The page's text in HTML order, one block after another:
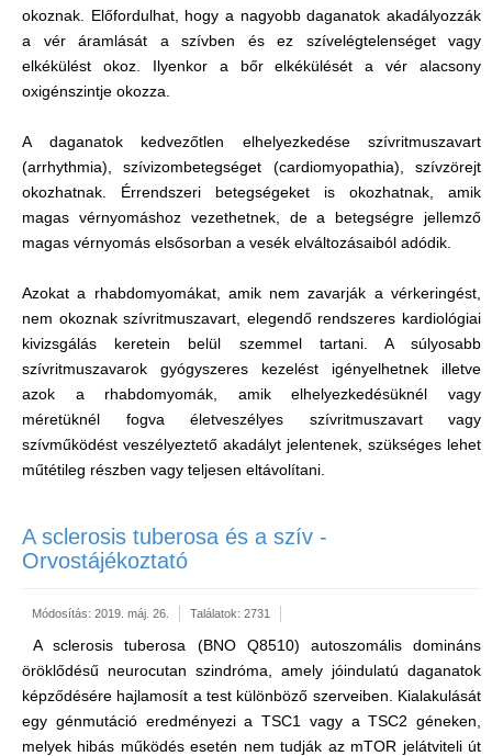
okoznak. Előfordulhat, hogy a nagyobb daganatok akadályozzák
a vér áramlását a szívben és ez szívelégtelenséget vagy
elkékülést okoz. Ilyenkor a bőr elkékülését a vér alacsony
oxigénszintje okozza.
A daganatok kedvezőtlen elhelyezkedése szívritmuszavart
(arrhythmia), szívizombetegséget (cardiomyopathia), szívzörejt
okozhatnak. Érrendszeri betegségeket is okozhatnak, amik
magas vérnyomáshoz vezethetnek, de a betegségre jellemző
magas vérnyomás elsősorban a vesék elváltozásaiból adódik.
Azokat a rhabdomyomákat, amik nem zavarják a vérkeringést,
nem okoznak szívritmuszavart, elegendő rendszeres kardiológiai
kivizsgálás keretein belül szemmel tartani. A súlyosabb
szívritmuszavarok gyógyszeres kezelést igényelhetnek illetve
azok a rhabdomyomák, amik elhelyezkedésüknél vagy
méretüknél fogva életveszélyes szívritmuszavart vagy
szívműködést veszélyeztető akadályt jelentenek, szükséges lehet
műtétileg részben vagy teljesen eltávolítani.
A sclerosis tuberosa és a szív -
Orvostájékoztató
Módosítás: 2019. máj. 26. Találatok: 2731
A sclerosis tuberosa (BNO Q8510) autoszomális domináns
öröklődésű neurocutan szindróma, amely jóindulatú daganatok
képződésére hajlamosít a test különböző szerveiben. Kialakulását
egy génmutáció eredményezi a TSC1 vagy a TSC2 géneken,
melyek hibás működés esetén nem tudják az mTOR jelátviteli út